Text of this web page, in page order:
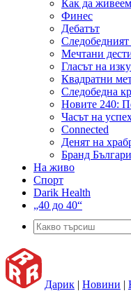
Как да
Финес
Дебатът
Мечтани
Гласът на
Квадратни
Следобедна
Новите 240:
Часът на
Connected
Денят на
Бранд
На живо
Спорт
Darik Health
„40 до 40“
Дарик | Новини |